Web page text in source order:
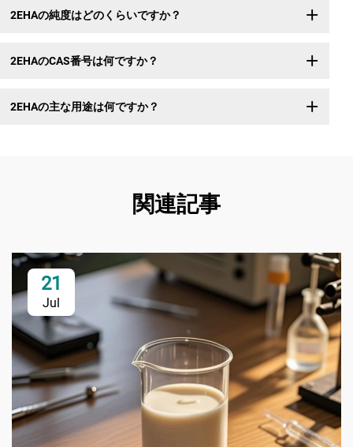
2EHAの純度はどのくらいですか？
2EHAのCAS番号は何ですか？
2EHAの主な用途は何ですか？
関連記事
21
Jul